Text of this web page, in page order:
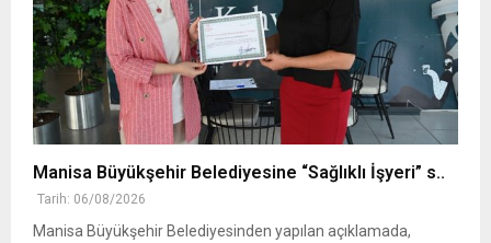
Manisa Büyükşehir Belediyesine “Sağlıklı İşyeri” s..
Tarih: 06/08/2026
Manisa Büyükşehir Belediyesinden yapılan açıklamada,